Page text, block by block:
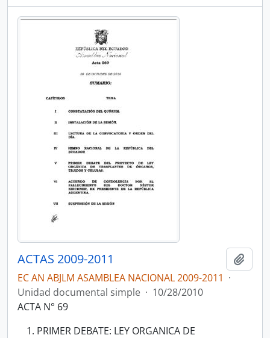
ACTAS 2009-2011
EC AN ABJLM ASAMBLEA NACIONAL 2009-2011 ·
Unidad documental simple · 10/28/2010
ACTA N° 69
PRIMER DEBATE: LEY ORGANICA DE